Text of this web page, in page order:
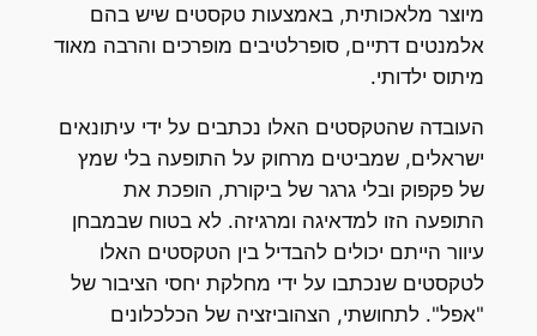
מיוצר מלאכותית, באמצעות טקסטים שיש בהם
אלמנטים דתיים, סופרלטיבים מופרכים והרבה מאוד
מיתוס ילדותי.
העובדה שהטקסטים האלו נכתבים על ידי עיתונאים
ישראלים, שמביטים מרחוק על התופעה בלי שמץ
של פקפוק ובלי גרגר של ביקורת, הופכת את
התופעה הזו למדאיגה ומרגיזה. לא בטוח שבמבחן
עיוור הייתם יכולים להבדיל בין הטקסטים האלו
לטקסטים שנכתבו על ידי מחלקת יחסי הציבור של
"אפל". לתחושתי, הצהוביזציה של הכלכלונים